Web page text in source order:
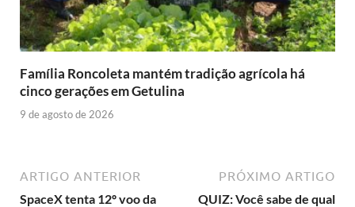
Família Roncoleta mantém tradição agrícola há
cinco gerações em Getulina
9 de agosto de 2026
ARTIGO ANTERIOR
SpaceX tenta 12º voo da
PRÓXIMO ARTIGO
QUIZ: Você sabe de qual